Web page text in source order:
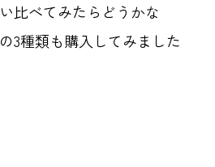
比べてみたらどうかな
3種類も購入してみました